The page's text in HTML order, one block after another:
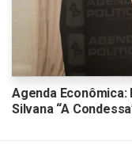
Agenda
Silvana “A